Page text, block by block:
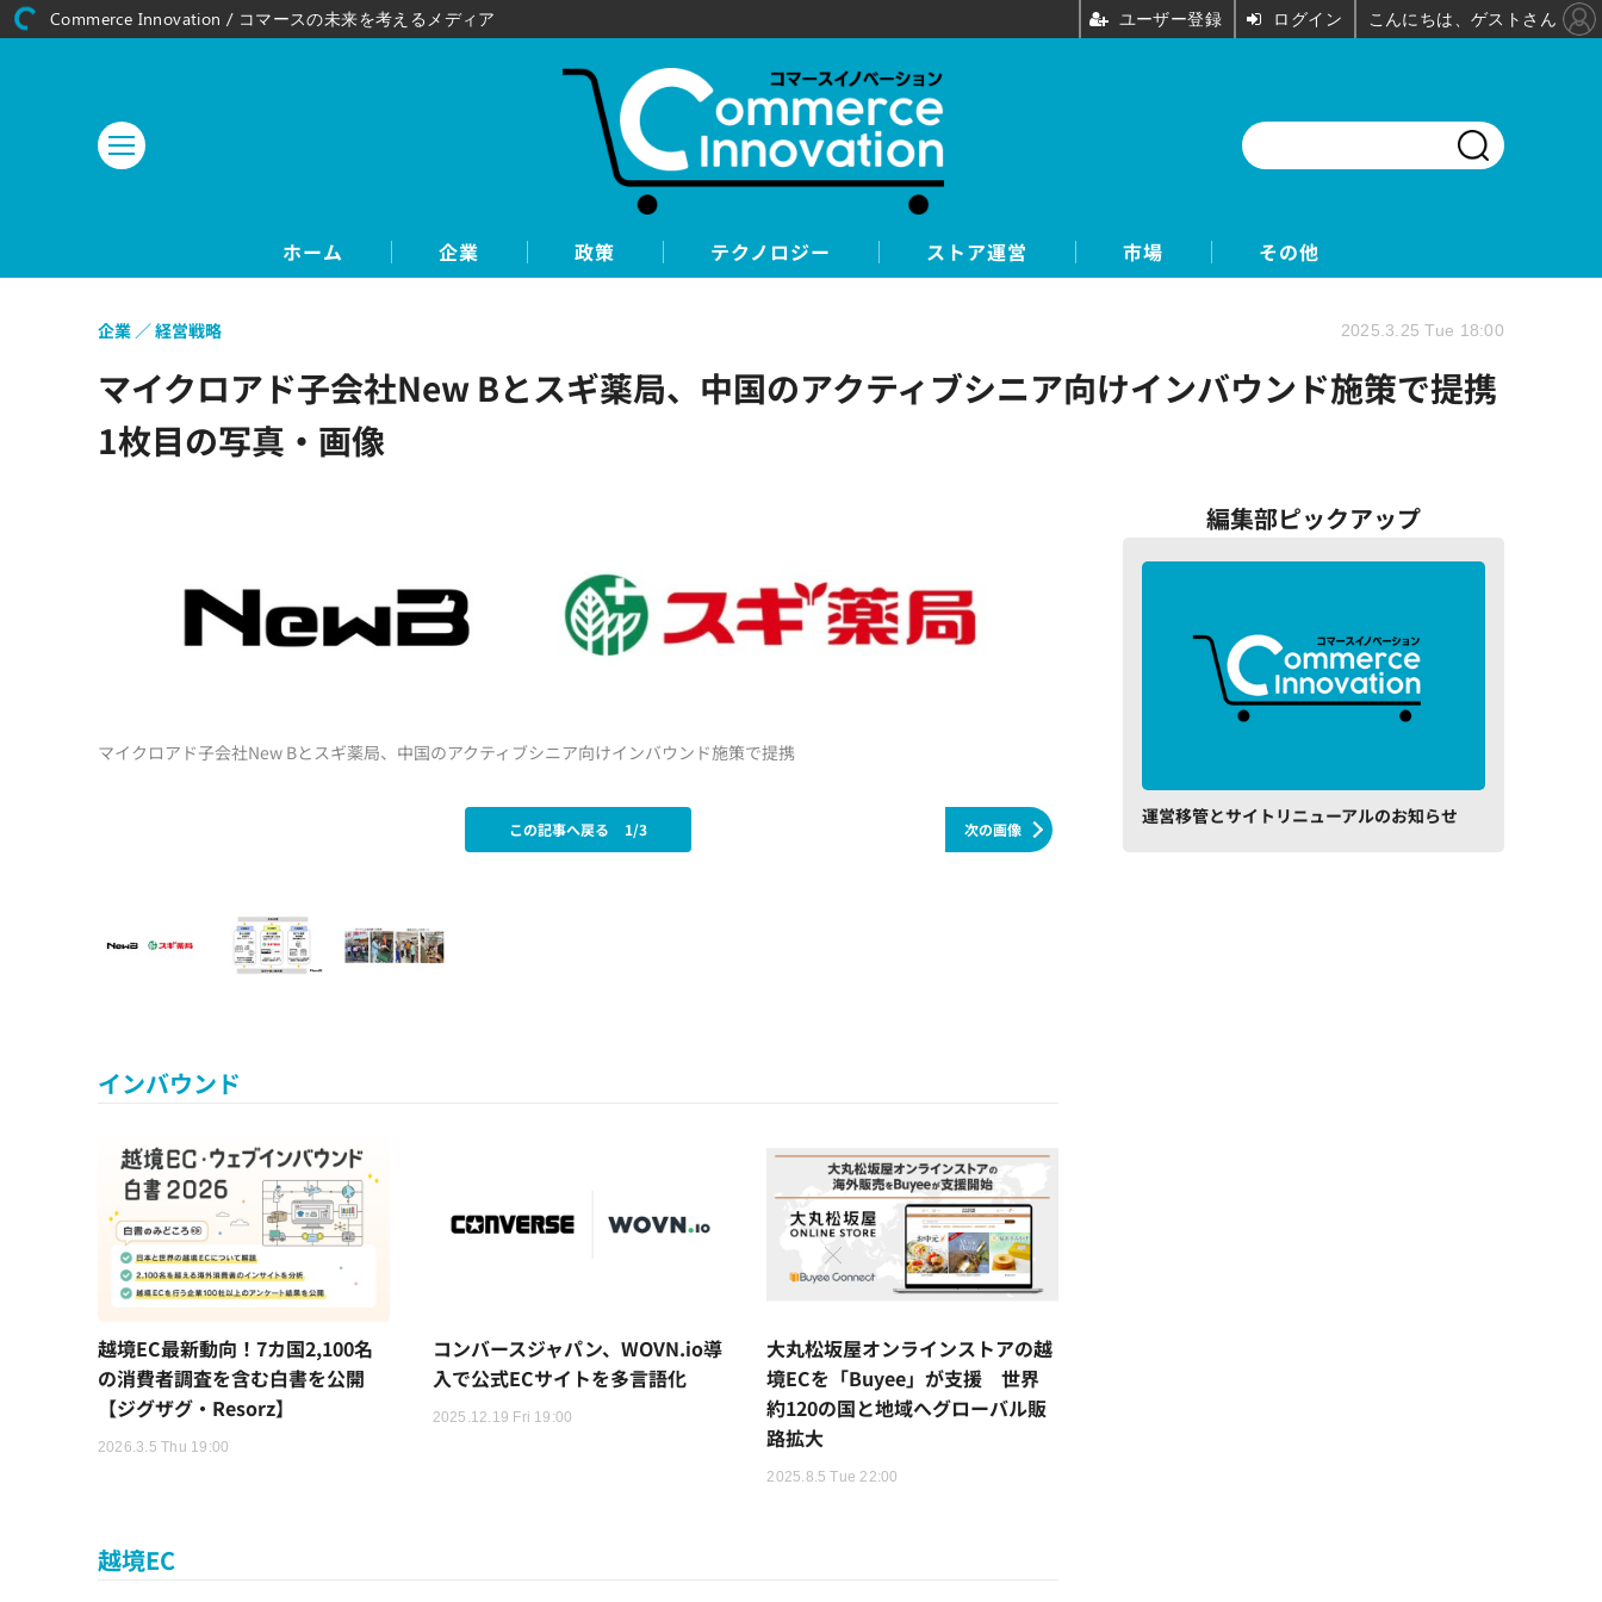
ホーム 企業 政策 テクノロジー ストア運営 市場 その他
マイクロアド子会社New Bとスギ薬局、中国のアクティブシニア向けインバウンド施策で提携
1枚目の写真・画像
企業 経営戦略 2025.3.25 Tue 18:00
マイクロアド子会社New Bとスギ薬局、中国のアクティブシニア向けインバウンド施策で提携
次の画像
この記事へ戻る 1/3
インバウンド
越境EC最新動向！7カ国2,100名
の消費者調査を含む白書を公開
【ジグザグ・Resorz】
2026.3.5 Thu 19:00
コンバースジャパン、WOVN.io導
入で公式ECサイトを多言語化
2025.12.19 Fri 19:00
大丸松坂屋オンラインストアの越
境ECを「Buyee」が支援 世界
約120の国と地域へグローバル販
路拡大
2025.8.5 Tue 22:00
越境EC
編集部ピックアップ
運営移管とサイトリニューアルのお知らせ
Commerce Innovation / コマースの未来を考えるメディア ユーザー登録 ログイン こんにちは、ゲストさん